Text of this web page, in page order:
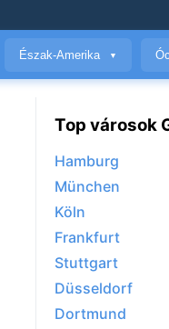
Észak-Amerika ▼
Top városok
Hamburg
München
Köln
Frankfurt
Stuttgart
Düsseldorf
Dortmund